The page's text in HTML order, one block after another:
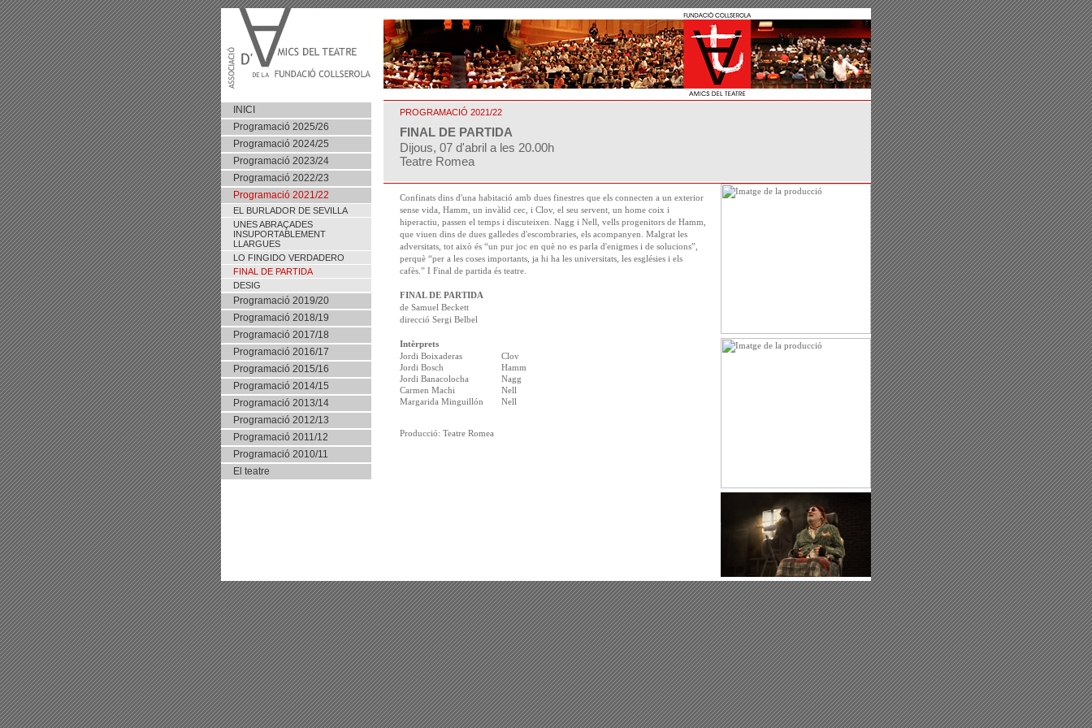
INICI
Programació 2025/26
Programació 2024/25
Programació 2023/24
Programació 2022/23
Programació 2021/22
EL BURLADOR DE SEVILLA
UNES ABRAÇADES
INSUPORTABLEMENT
LLARGUES
LO FINGIDO VERDADERO
FINAL DE PARTIDA
DESIG
Programació 2019/20
Programació 2018/19
Programació 2017/18
Programació 2016/17
Programació 2015/16
Programació 2014/15
Programació 2013/14
Programació 2012/13
Programació 2011/12
Programació 2010/11
El teatre
PROGRAMACIÓ 2021/22
FINAL DE PARTIDA
Dijous, 07 d'abril a les 20.00h
Teatre Romea
Confinats dins d'una habitació amb dues finestres que els connecten a un exterior
sense vida, Hamm, un invàlid cec, i Clov, el seu servent, un home coix i
hiperactiu, passen el temps i discuteixen. Nagg i Nell, vells progenitors de Hamm,
que viuen dins de dues galledes d'escombraries, els acompanyen. Malgrat les
adversitats, tot això és “un pur joc en què no es parla d'enigmes i de solucions”,
perquè “per a les coses importants, ja hi ha les universitats, les esglésies i els
cafès.” I Final de partida és teatre.
FINAL DE PARTIDA
de Samuel Beckett
direcció Sergi Belbel
Intèrprets
Jordi Boixaderas
Clov
Jordi Bosch
Hamm
Jordi Banacolocha
Nagg
Carmen Machi
Nell
Margarida Minguillón
Nell
Producció: Teatre Romea